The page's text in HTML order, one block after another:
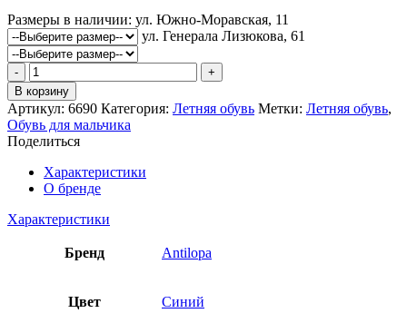
Размеры в наличии: ул. Южно-Моравская, 11
ул. Генерала Лизюкова, 61
Количество
товара
Туфли
открытые
Антилопа
В корзину
Артикул: 6690 Категория: Летняя обувь Метки: Летняя обувь,
Обувь для мальчика
Поделиться
Характеристики
О бренде
Характеристики
Бренд Antilopa
Цвет Синий